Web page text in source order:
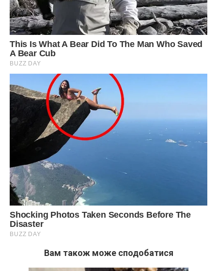
Вам також може сподобатися